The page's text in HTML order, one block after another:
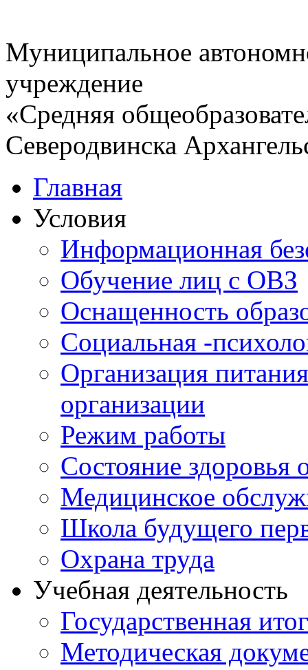
Муниципальное
учреждение
«Средняя
Северодвинска
Главная
Условия
Информационная
Обучение лиц с ОВЗ
Оснащенность
Социальная -
Организация
организации
Режим работы
Состояние
Медицинское
Школа будущего
Охрана труда
Учебная деятельность
Государственная
Методическая